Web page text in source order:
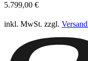
5.799,00 €
inkl. MwSt. zzgl.